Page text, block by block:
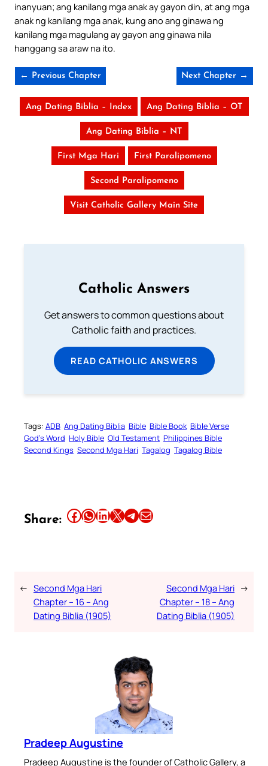
inanyuan; ang kanilang mga anak ay gayon din, at ang mga
anak ng kanilang mga anak, kung ano ang ginawa ng
kanilang mga magulang ay gayon ang ginawa nila
hanggang sa araw na ito.
← Previous Chapter Next Chapter →
Ang Dating Biblia – Index Ang Dating Biblia – OT
Ang Dating Biblia – NT
First Mga Hari First Paralipomeno
Second Paralipomeno
Visit Catholic Gallery Main Site
Catholic Answers
Get answers to common questions about
Catholic faith and practices.
READ CATHOLIC ANSWERS
Tags: ADB Ang Dating Biblia Bible Bible Book Bible Verse
God’s Word Holy Bible Old Testament Philippines Bible
Second Kings Second Mga Hari Tagalog Tagalog Bible
Share: Share this article on Facebook Share this article on WhatsApp Share this article on LinkedIn Share this article on X Share this article on TelegramEmail this Article
← Second Mga Hari
Chapter – 16 – Ang
Dating Biblia (1905)
Second Mga Hari
Chapter – 18 – Ang
Dating Biblia (1905)
→
Pradeep Augustine
Pradeep Augustine is the founder of Catholic Gallery, a